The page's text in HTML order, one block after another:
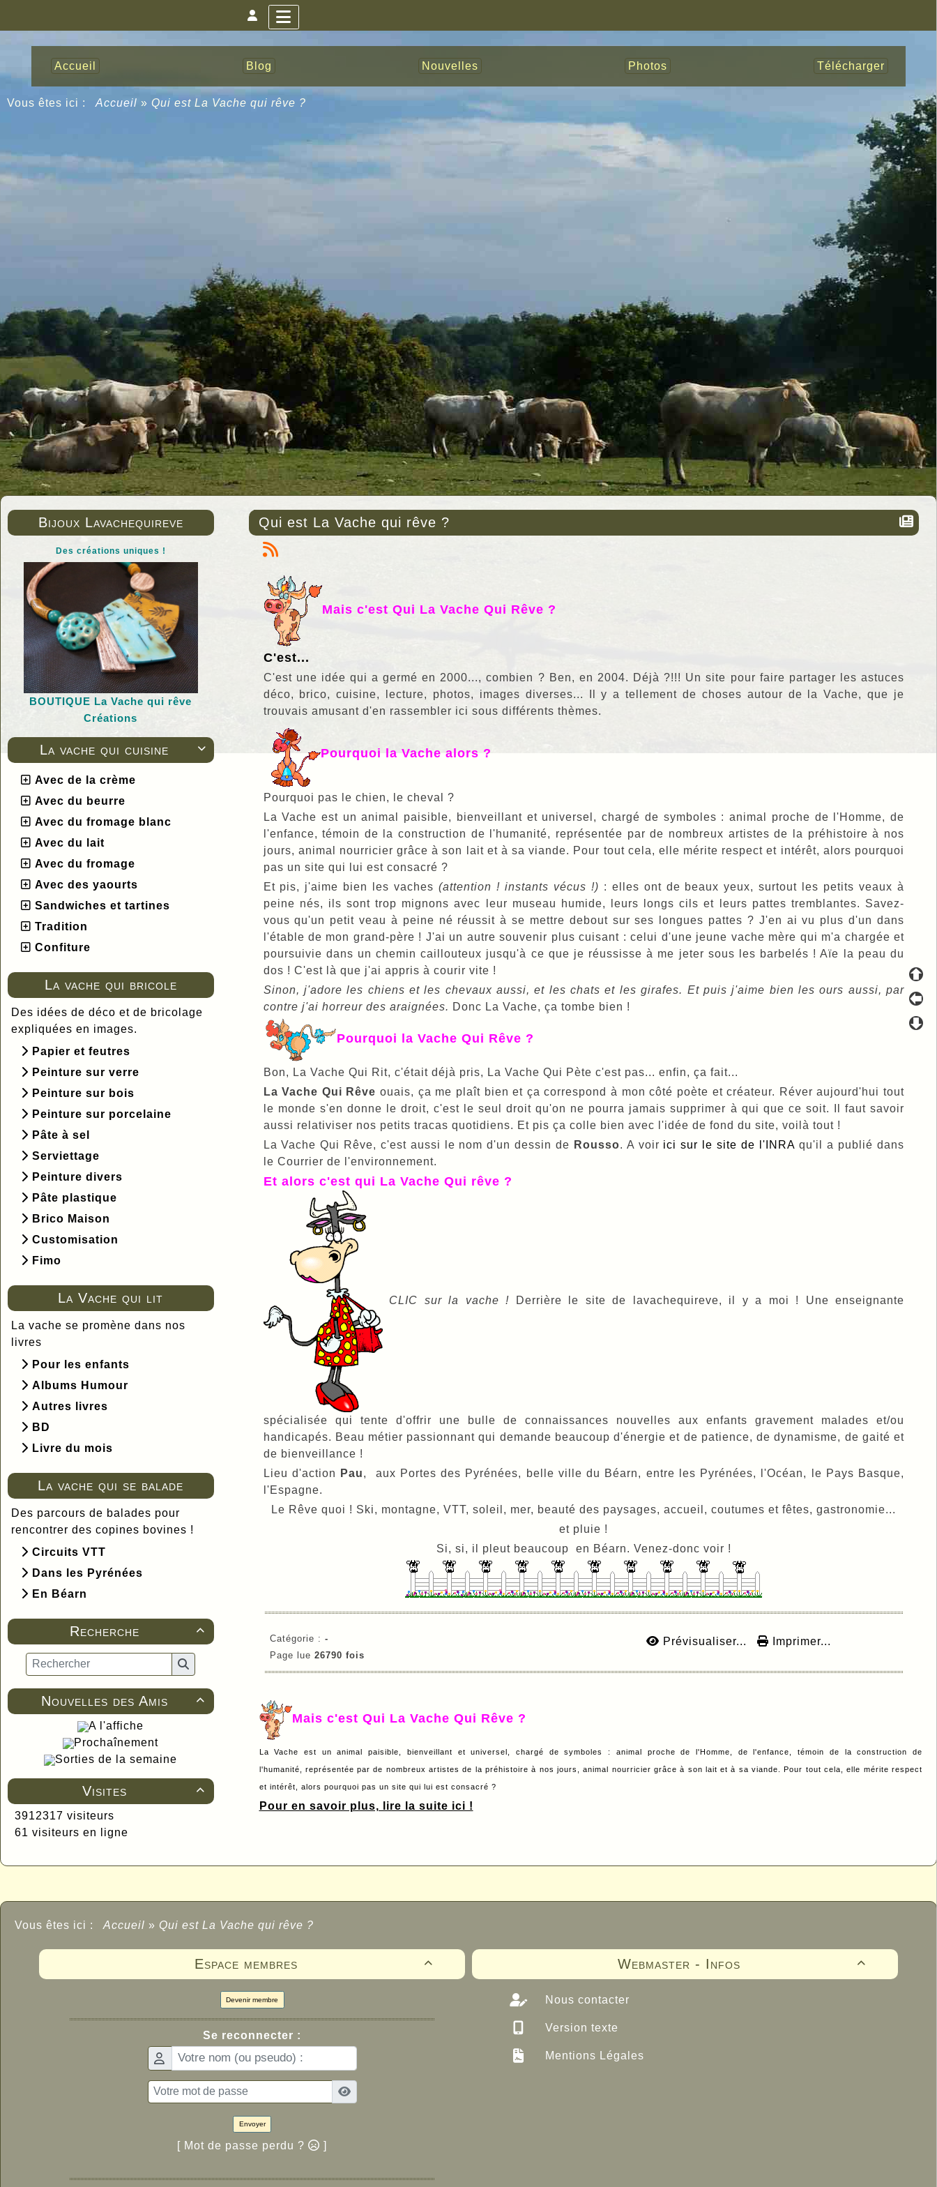
Accueil Blog Nouvelles Photos Télécharger
Vous êtes ici : Accueil » Qui est La Vache qui rêve ?
Bijoux Lavachequireve
Des créations uniques !
BOUTIQUE La Vache qui rêve
Créations

La vache qui cuisine
Avec de la crème
Avec du beurre
Avec du fromage blanc
Avec du lait
Avec du fromage
Avec des yaourts
Sandwiches et tartines
Tradition
Confiture
La vache qui bricole
Des idées de déco et de bricolage
expliquées en images.
Papier et feutres
Peinture sur verre
Peinture sur bois
Peinture sur porcelaine
Pâte à sel
Serviettage
Peinture divers
Pâte plastique
Brico Maison
Customisation
Fimo
La Vache qui lit
La vache se promène dans nos
livres
Pour les enfants
Albums Humour
Autres livres
BD
Livre du mois
La vache qui se balade
Des parcours de balades pour
rencontrer des copines bovines !
Circuits VTT
Dans les Pyrénées
En Béarn

Recherche

Nouvelles des Amis
A l'affiche
Prochaînement
Sorties de la semaine

Visites
3912317 visiteurs
61 visiteurs en ligne
Qui est La Vache qui rêve ?
Mais c'est Qui La Vache Qui Rêve ?
C'est...
C'est une idée qui a germé en 2000..., combien ? Ben, en 2004. Déjà ?!!! Un site pour faire partager les astuces
déco, brico, cuisine, lecture, photos, images diverses... Il y a tellement de choses autour de la Vache, que je
trouvais amusant d'en rassembler ici sous différents thèmes.
Pourquoi la Vache alors ?
Pourquoi pas le chien, le cheval ?
La Vache est un animal paisible, bienveillant et universel, chargé de symboles : animal proche de l'Homme, de
l'enfance, témoin de la construction de l'humanité, représentée par de nombreux artistes de la préhistoire à nos
jours, animal nourricier grâce à son lait et à sa viande. Pour tout cela, elle mérite respect et intérêt, alors pourquoi
pas un site qui lui est consacré ?
Et pis, j'aime bien les vaches(attention ! instants vécus !) : elles ont de beaux yeux, surtout les petits veaux à
peine nés, ils sont trop mignons avec leur museau humide, leurs longs cils et leurs pattes tremblantes. Savez-
vous qu'un petit veau à peine né réussit à se mettre debout sur ses longues pattes ? J'en ai vu plus d'un dans
l'étable de mon grand-père ! J'ai un autre souvenir plus cuisant : celui d'une jeune vache mère qui m'a chargée et
poursuivie dans un chemin caillouteux jusqu'à ce que je réussisse à me jeter sous les barbelés ! Aïe la peau du
dos ! C'est là que j'ai appris à courir vite !
Sinon, j'adore les chiens et les chevaux aussi, et les chats et les girafes. Et puis j'aime bien les ours aussi, par
contre j'ai horreur des araignées. Donc La Vache, ça tombe bien !
Pourquoi la Vache Qui Rêve ?
Bon, La Vache Qui Rit, c'était déjà pris, La Vache Qui Pète c'est pas... enfin, ça fait...
La Vache Qui Rêve ouais, ça me plaît bien et ça correspond à mon côté poète et créateur. Réver aujourd'hui tout
le monde s'en donne le droit, c'est le seul droit qu'on ne pourra jamais supprimer à qui que ce soit. Il faut savoir
aussi relativiser nos petits tracas quotidiens. Et pis ça colle bien avec l'idée de fond du site, voilà tout !
La Vache Qui Rêve, c'est aussi le nom d'un dessin de Rousso. A voir ici sur le site de l'INRA qu'il a publié dans
le Courrier de l'environnement.
Et alors c'est qui La Vache Qui rêve ?
CLIC sur la vache ! Derrière le site de lavachequireve, il y a moi ! Une enseignante
spécialisée qui tente d'offrir une bulle de connaissances nouvelles aux enfants gravement malades et/ou
handicapés. Beau métier passionnant qui demande beaucoup d'énergie et de patience, de dynamisme, de gaité et
de bienveillance !
Lieu d'action
Pau, aux Portes des Pyrénées, belle ville du Béarn, entre les Pyrénées, l'Océan, le Pays Basque,
l'Espagne.
Le Rêve quoi ! Ski, montagne, VTT, soleil, mer, beauté des paysages, accueil, coutumes et fêtes, gastronomie...
et pluie !
Si, si, il pleut beaucoup en Béarn. Venez-donc voir !
Catégorie : -
Page lue 26790 fois
Prévisualiser... Imprimer...
Mais c'est Qui La Vache Qui Rêve ?
La Vache est un animal paisible, bienveillant et universel, chargé de symboles : animal proche de l'Homme, de l'enfance, témoin de la construction de
l'humanité, représentée par de nombreux artistes de la préhistoire à nos jours, animal nourricier grâce à son lait et à sa viande. Pour tout cela, elle mérite respect
et intérêt, alors pourquoi pas un site qui lui est consacré ?
Pour en savoir plus, lire la suite ici !
Vous êtes ici : Accueil » Qui est La Vache qui rêve ?

Espace membres
Devenir membre
Se reconnecter :
Envoyer
[ Mot de passe perdu ? ]

Webmaster - Infos
Nous contacter
Version texte
Mentions Légales